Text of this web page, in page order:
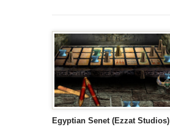
Egyptian Senet (Ezzat Studios)